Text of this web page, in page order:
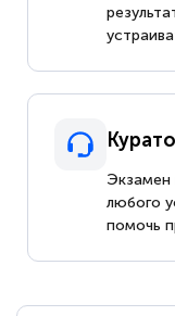
Экзамен
любого
помочь